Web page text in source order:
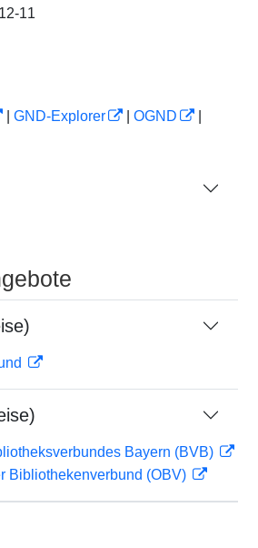
11
GND-Explorer OGND
Bayern (BVB)
Bibliothekenverbund (OBV)